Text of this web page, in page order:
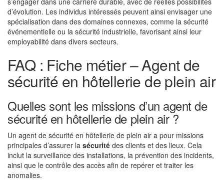
d’évolution. Les individus intéressés peuvent ainsi envisager une
spécialisation dans des domaines connexes, comme la sécurité
événementielle ou la sécurité industrielle, favorisant ainsi leur
employabilité dans divers secteurs.
FAQ : Fiche métier – Agent de
sécurité en hôtellerie de plein air
Quelles sont les missions d’un agent de
sécurité en hôtellerie de plein air ?
Un agent de sécurité en hôtellerie de plein air a pour missions
principales d’assurer la sécurité des clients et des lieux. Cela
inclut la surveillance des installations, la prévention des incidents,
ainsi que le contrôle des accès afin de repérer et traiter les
anomalies.